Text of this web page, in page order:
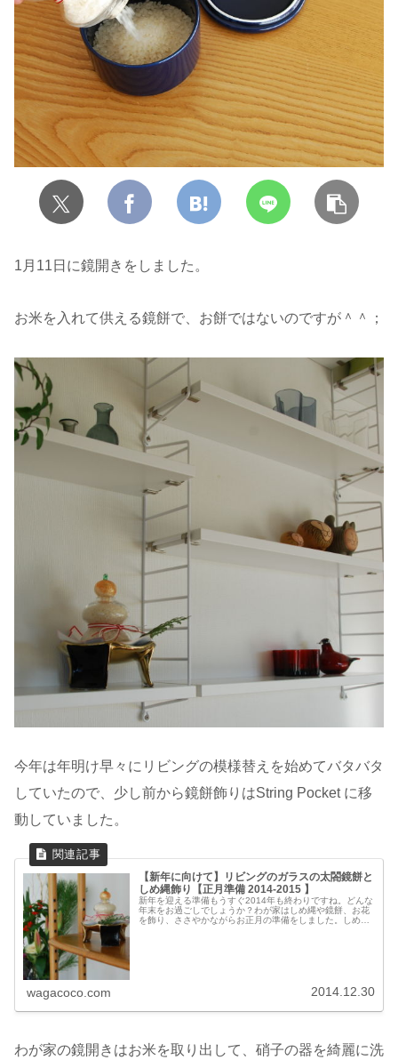
1月11日に鏡開きをしました。
お米を入れて供える鏡餅で、お餅ではないのですが＾＾；
今年は年明け早々にリビングの模様替えを始めてバタバタ
していたので、少し前から鏡餅飾りはString Pocket に移
動していました。
【新年に向けて】リビングのガラスの太閤鏡餅と
しめ縄飾り【正月準備 2014-2015 】
新年を迎える準備もうすぐ2014年も終わりですね。どんな
年末をお過ごしでしょうか？わが家はしめ縄や鏡餅、お花
を飾り、ささやかながらお正月の準備をしました。しめ縄
wagacoco.com 2014.12.30
わが家の鏡開きはお米を取り出して、硝子の器を綺麗に洗